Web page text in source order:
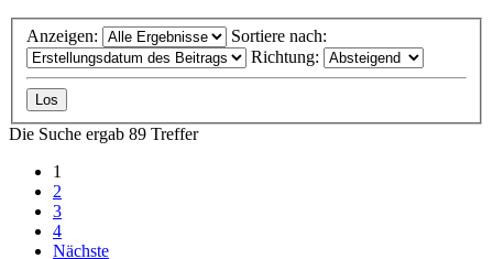
Anzeigen:
Sortiere nach:
Richtung:
Die Suche ergab 89 Treffer
1
2
3
4
Nächste